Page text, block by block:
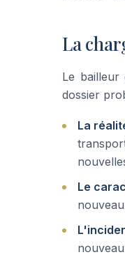
La
Le
dossier
La
Le